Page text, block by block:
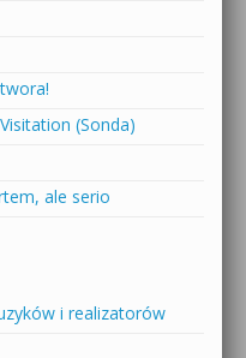
(Sonda)
ale serio
i realizatorów